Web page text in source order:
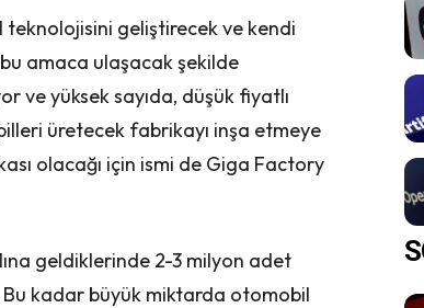
geliştirecek ve kendi
amaca ulaşacak şekilde
ve yüksek sayıda, düşük fiyatlı
üretecek fabrikayı inşa etmeye
olacağı için ismi de Giga Factory
geldiklerinde 2-3 milyon adet
kadar büyük miktarda otomobil